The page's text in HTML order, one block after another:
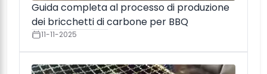
Guida completa al processo di produzione
dei bricchetti di carbone per BBQ
11-11-2025